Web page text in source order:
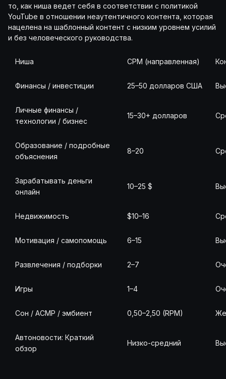
то, как ниша ведет себя в соответствии с политикой
YouTube в отношении неаутентичного контента, которая
нацелена на шаблонный контент с низким уровнем усилий
и без человеческого руководства.
Ниша CPM (направленная)
Финансы / инвестиции 25–50 долларов США
Личные финансы /
технологии / бизнес
15–30+ долларов
Образование / подробные
объяснения
8–20
Зарабатывать деньги
онлайн
10–25 $
Недвижимость $10–16
Мотивация / самопомощь 6–15
Развлечения / подборки 2–7
Игры 1–4
Сон / АСМР / эмбиент 0,50–2,50 (RPM)
Автоновости: Краткий
обзор
Низко-средний